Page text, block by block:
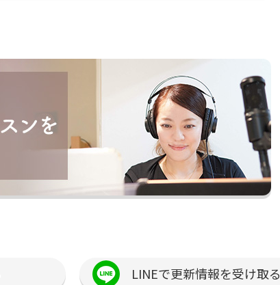
LINEで更新情報を受け取る